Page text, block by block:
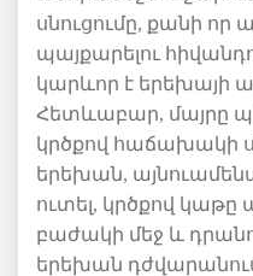
սնուցումը, քանի որ
պայքարելու
կարևոր է երեխայի
Հետևաբար, մայրը
կրծքով հաճախակի
երեխան,
ուտել, կրծքով կաթը
բաժակի մեջ և
երեխան